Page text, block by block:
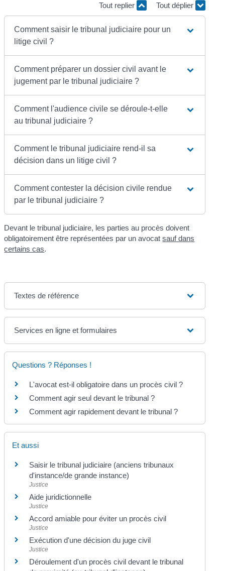
Tout replier
Tout déplier
Comment saisir le tribunal judiciaire pour un
litige civil ?
Comment préparer un dossier civil avant le
jugement par le tribunal judiciaire ?
Comment l'audience civile se déroule-t-elle
au tribunal judiciaire ?
Comment le tribunal judiciaire rend-il sa
décision dans un litige civil ?
Comment contester la décision civile rendue
par le tribunal judiciaire ?
Devant le tribunal judiciaire, les parties au procès doivent
obligatoirement être représentées par un avocatsauf dans
certains cas.
Textes de référence
Services en ligne et formulaires
Questions ? Réponses !
L'avocat est-il obligatoire dans un procès civil ?
Comment agir seul devant le tribunal ?
Comment agir rapidement devant le tribunal ?
Et aussi
Saisir le tribunal judiciaire (anciens tribunaux
d'instance/de grande instance)
Justice
Aide juridictionnelle
Justice
Accord amiable pour éviter un procès civil
Justice
Exécution d'une décision du juge civil
Justice
Déroulement d'un procès civil devant le tribunal